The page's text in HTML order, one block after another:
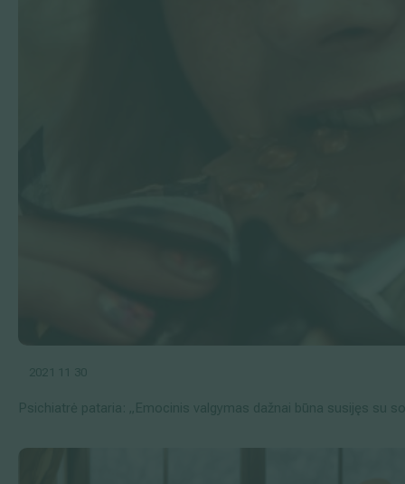
2021 11 30
Psichiatrė pataria: „Emocinis valgymas dažnai būna susijęs su